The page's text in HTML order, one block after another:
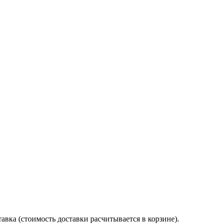
(стоимость доставки расчитывается в корзине).